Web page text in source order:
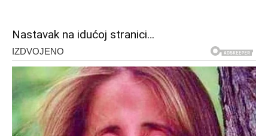
Nastavak na idućoj stranici…